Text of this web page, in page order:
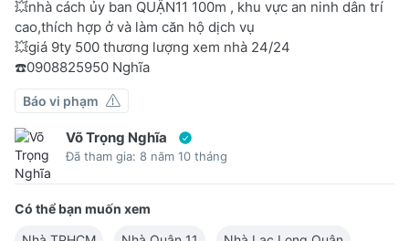
💥nhà cách ủy ban QUẬN11 100m , khu vực an ninh dân trí
cao,thích hợp ở và làm căn hộ dịch vụ
💥giá 9ty 500 thương lượng xem nhà 24/24
☎️0908825950 Nghĩa
Báo vi phạm
Võ Trọng Nghĩa
Đã tham gia: 8 năm 10 tháng
Có thể bạn muốn xem